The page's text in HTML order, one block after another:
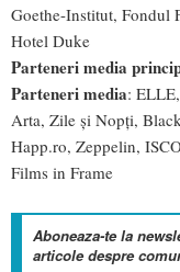
Goethe-Institut, Fondul
Hotel Duke
Parteneri media
Parteneri media:
Arta, Zile și Nopți,
Happ.ro, Zeppelin,
Films in Frame
Aboneaza-te la
articole despre